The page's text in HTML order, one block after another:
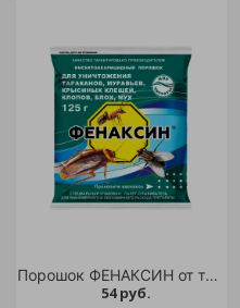
Порошок ФЕНАКСИН от тарак 125гр/90
54 руб.